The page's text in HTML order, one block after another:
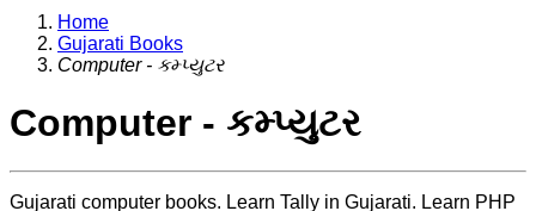
Home
Gujarati Books
Computer - કમ્પ્યુટર
Computer - કમ્પ્યુટર
Gujarati computer books. Learn Tally in Gujarati. Learn PHP